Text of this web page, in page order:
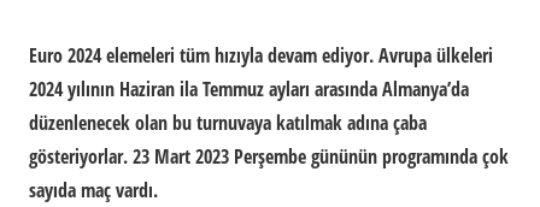
Euro 2024 elemeleri tüm hızıyla devam ediyor. Avrupa ülkeleri
2024 yılının Haziran ila Temmuz ayları arasında Almanya’da
düzenlenecek olan bu turnuvaya katılmak adına çaba
gösteriyorlar. 23 Mart 2023 Perşembe gününün programında çok
sayıda maç vardı.